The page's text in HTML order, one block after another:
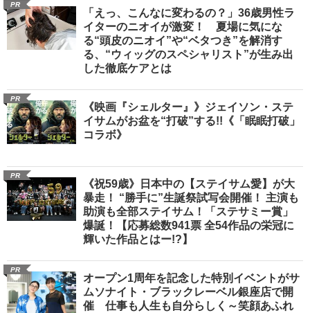
PR
「えっ、こんなに変わるの？」36歳男性ラ
イターのニオイが激変！ 夏場に気にな
る“頭皮のニオイ”や“ベタつき”を解消す
る、“ウィッグのスペシャリスト”が生み出
した徹底ケアとは
PR
《映画『シェルター』》ジェイソン・ステ
イサムがお盆を“打破”する!!《「眠眠打破」
コラボ》
PR
《祝59歳》日本中の【ステイサム愛】が大
暴走！ “勝手に”生誕祭試写会開催！ 主演も
助演も全部ステイサム！「ステサミー賞」
爆誕！【応募総数941票 全54作品の栄冠に
輝いた作品とはー!?】
PR
オープン1周年を記念した特別イベントがサ
ムソナイト・ブラックレーベル銀座店で開
催 仕事も人生も自分らしく～笑顔あふれ